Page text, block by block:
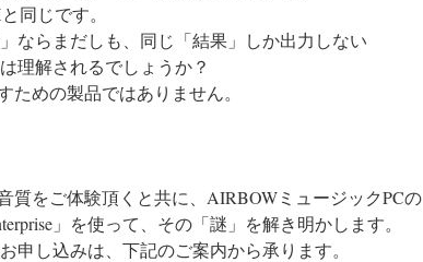
同じです。
ならまだしも、同じ「結果」しか出力しない
理解されるでしょうか？
ための製品ではありません。
質をご体験頂くと共に、AIRBOWミュージックPCの
」を使って、その「謎」を解き明かします。
申し込みは、下記のご案内から承ります。